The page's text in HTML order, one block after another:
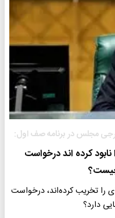
مجلس در برنامه صف اول:
کرده اند درخواست
را تخریب کرده‌اند، درخواست
دارد؟